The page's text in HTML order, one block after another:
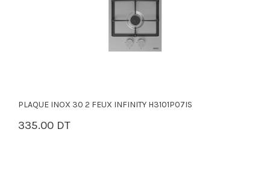
PLAQUE INOX 30 2 FEUX INFINITY H3101P07IS
335.00 DT
PANIER